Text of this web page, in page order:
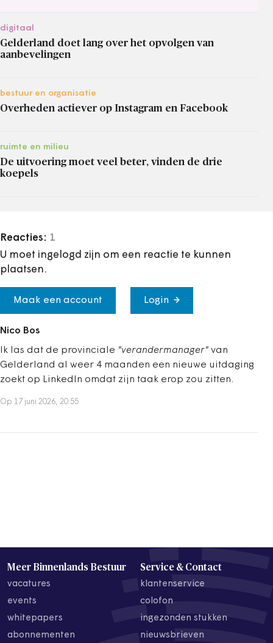
digitaal
Gelderland doet lang over het opvolgen van
aanbevelingen
bestuur en organisatie
Overheden actiever op Instagram en Facebook
ruimte en milieu
De uitvoering moet veel beter, vinden de drie
koepels
Reacties: 1
U moet ingelogd zijn om een reactie te kunnen
plaatsen.
Maak een account Login
Nico Bos
Ik las dat de provinciale "verandermanager" van
Gelderland al weer 4 maanden een nieuwe uitdaging
zoekt op LinkedIn omdat zijn taak erop zou zitten.
Op 17 juni 2026, 20:55
Meer Binnenlands Bestuur
vacatures
events
whitepapers
abonnementen
Service & Contact
klantenservice
colofon
ingezonden stukken
nieuwsbrieven